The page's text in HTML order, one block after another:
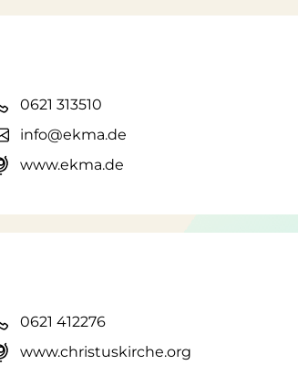
0621 313510
info@ekma.de
www.ekma.de
0621 412276
www.christuskirche.org